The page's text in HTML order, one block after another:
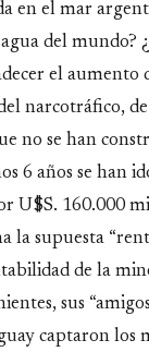
en el mar
del mundo?
el
narcotráfico,
no se han
6 años se han
U$S. 160.000
la supuesta
de la
sus
captaron los